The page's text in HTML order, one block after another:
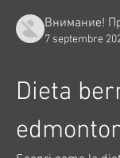
Внимание!
7 septembre
Dieta